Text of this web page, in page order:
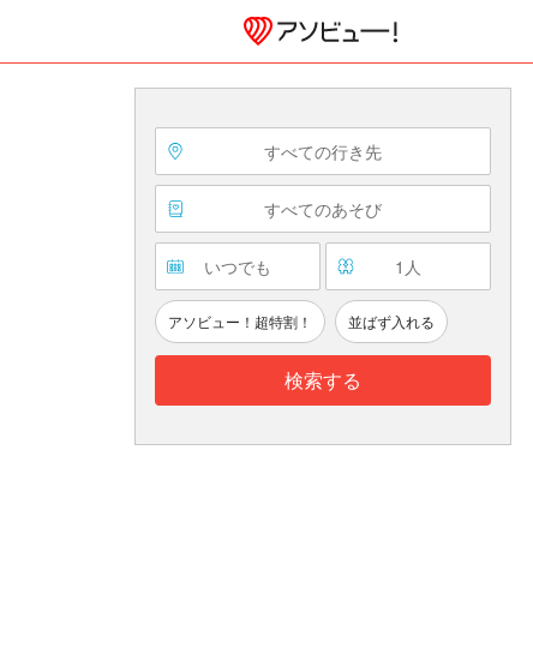
すべての行き先
すべてのあそび
いつでも 1 人
アソビュー！超特割！ 並ばず入れる
検索する